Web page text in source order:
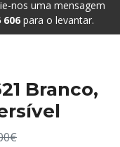
nos uma mensagem
606para o levantar.
Branco,